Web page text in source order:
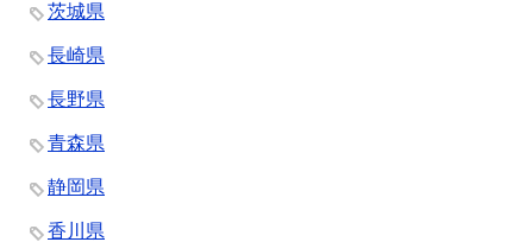
茨城県
長崎県
長野県
青森県
静岡県
香川県